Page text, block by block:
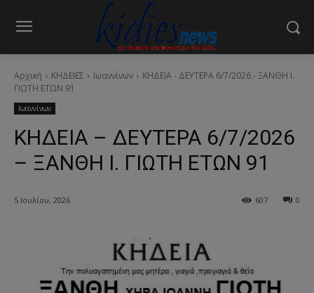
Αρχική ΚΗΔΕΙΕΣ Ιωαννίνων
ΚΗΔΕΙΑ - ΔΕΥΤΕΡΑ 6/7/2026 - ΞΑΝΘΗ Ι.
ΓΙΩΤΗ ΕΤΩΝ 91
Ιωαννίνων
ΚΗΔΕΙΑ – ΔΕΥΤΕΡΑ 6/7/2026
– ΞΑΝΘΗ Ι. ΓΙΩΤΗ ΕΤΩΝ 91
5 Ιουλίου, 2026 0
607